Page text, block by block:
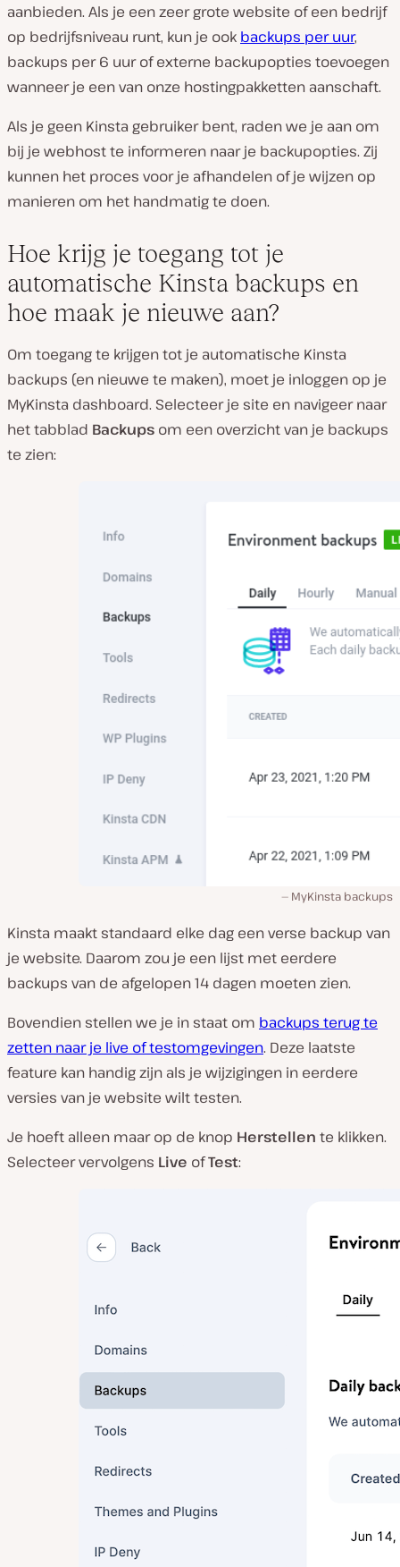
aanbieden. Als je een zeer grote website of een bedrijf
op bedrijfsniveau runt, kun je ook backups per uur,
backups per 6 uur of externe backupopties toevoegen
wanneer je een van onze hostingpakketten aanschaft.
Als je geen Kinsta gebruiker bent, raden we je aan om
bij je webhost te informeren naar je backupopties. Zij
kunnen het proces voor je afhandelen of je wijzen op
manieren om het handmatig te doen.
Hoe krijg je toegang tot je
automatische Kinsta backups en
hoe maak je nieuwe aan?
Om toegang te krijgen tot je automatische Kinsta
backups (en nieuwe te maken), moet je inloggen op je
MyKinsta dashboard. Selecteer je site en navigeer naar
het tabblad Backups om een overzicht van je backups
te zien:
MyKinsta backups
Kinsta maakt standaard elke dag een verse backup van
je website. Daarom zou je een lijst met eerdere
backups van de afgelopen 14 dagen moeten zien.
Bovendien stellen we je in staat om backups terug te
zetten naar je live of testomgevingen. Deze laatste
feature kan handig zijn als je wijzigingen in eerdere
versies van je website wilt testen.
Je hoeft alleen maar op de knop Herstellen te klikken.
Selecteer vervolgens Live ofTest: